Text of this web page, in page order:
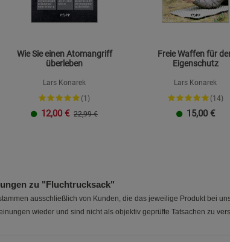
Wie Sie einen Atomangriff
überleben
Lars Konarek
(1)
12,00 € 22,99 €
Freie Waffen für
Eigenschutz
Lars Konarek
(14)
15,00 €
zu "Fluchtrucksack"
ausschließlich von Kunden, die das jeweilige Produkt bei
wieder und sind nicht als objektiv geprüfte Tatsachen zu